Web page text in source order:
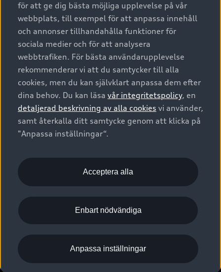
Elbilar
Laddhybrider
A6 modellerna
SUV
Avant
Sportback
Audi Sport
Privaterbjudanden
Privatleasing
Nya bilar i lager
Begagnade bilar i lager
Audi approved :plus - så gott som nya
Finansiering
Audi exclusive
Service & tillbehör
Originaltillbehör - köp online
Försäkring
Audi Collection – livsstilsartiklar
Vanliga frågor
2G/3G nätet stängs ned - Hur påverkas min bil av detta?
Tjänstebil
Tjänstebil
Business lease online
Företagsleasing
Om Audi Sverige
Kontakta oss
Boka Service online
Audi Återförsäljare/-serviceverkstad
myAudi
Pressmeddelanden
Nyhetsbrev
Vårt hållbarhetsarbete
Lediga tjänster huvudkontor
Lediga tjänster hos Audi Återförsäljare
Utgivare
Juridiskt Audi AG
Juridiskt Audi Digital Giveaway
Anpassa inställningar för cookies
Visselblåsarkanaler
för att ge dig bästa möjliga upplevelse på vår
webbplats, till exempel för att anpassa innehåll
och annonser tillhandahålla funktioner för
sociala medier och för att analysera
webbtrafiken. För bästa användarupplevelse
rekommenderar vi att du samtycker till alla
cookies, men du kan självklart anpassa dem efter
dina behov. Du kan läsa vår integritetspolicy, en
detaljerad beskrivning av alla cookies vi använder,
samt återkalla ditt samtycke genom att klicka på
"Anpassa inställningar“.
Acceptera alla
Enbart nödvändiga
Anpassa inställningar